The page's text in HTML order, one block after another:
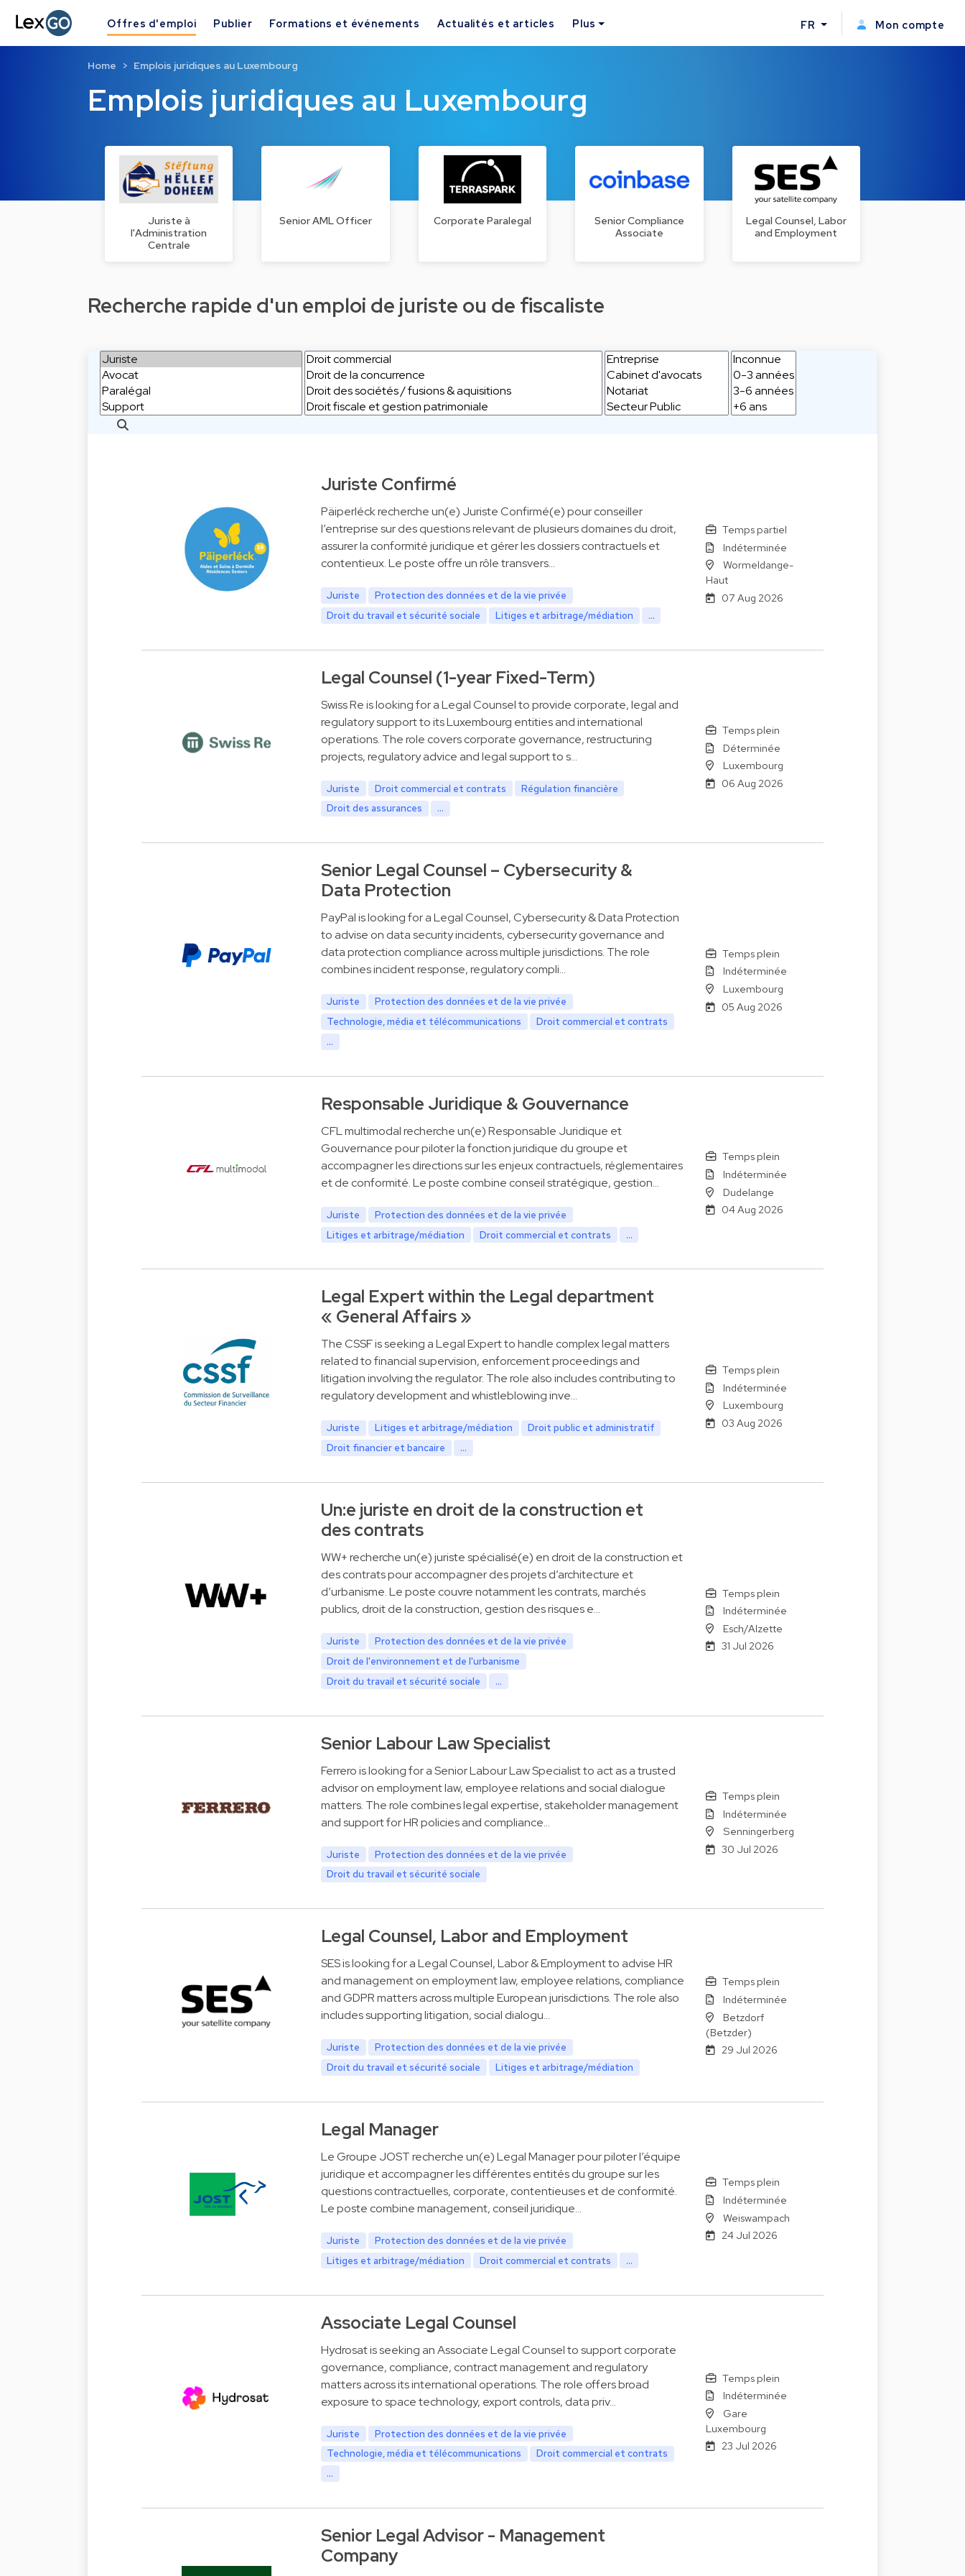
Offres d'emploi Publier Formations et événements Actualités et articles Plus FR Mon compte
Emplois juridiques au Luxembourg
Home Emplois juridiques au Luxembourg
Juriste à
l'Administration
Centrale
Senior AML Officer Corporate Paralegal
Senior Compliance
Associate
Legal Counsel, Labor
and Employment
Recherche rapide d'un emploi de juriste ou de fiscaliste
Juriste Confirmé
Päiperléck recherche un(e) Juriste Confirmé(e) pour conseiller
l’entreprise sur des questions relevant de plusieurs domaines du droit,
assurer la conformité juridique et gérer les dossiers contractuels et
contentieux. Le poste offre un rôle transvers…
Juriste
Protection des données et de la vie privée
Droit du travail et sécurité sociale
Litiges et arbitrage/médiation ...
Temps partiel
Indéterminée
Wormeldange-
Haut
07 Aug 2026
Legal Counsel (1-year Fixed-Term)
Swiss Re is looking for a Legal Counsel to provide corporate, legal and
regulatory support to its Luxembourg entities and international
operations. The role covers corporate governance, restructuring
projects, regulatory advice and legal support to s…
Juriste Droit commercial et contrats
Régulation financière
Droit des assurances
...
Temps plein
Déterminée
Luxembourg
06 Aug 2026
Senior Legal Counsel – Cybersecurity &
Data Protection
PayPal is looking for a Legal Counsel, Cybersecurity & Data Protection
to advise on data security incidents, cybersecurity governance and
data protection compliance across multiple jurisdictions. The role
combines incident response, regulatory compli…
Juriste
Protection des données et de la vie privée
Technologie, média et télécommunications
Droit commercial et contrats
...
Temps plein
Indéterminée
Luxembourg
05 Aug 2026
Responsable Juridique & Gouvernance
CFL multimodal recherche un(e) Responsable Juridique et
Gouvernance pour piloter la fonction juridique du groupe et
accompagner les directions sur les enjeux contractuels, réglementaires
et de conformité. Le poste combine conseil stratégique, gestion…
Juriste
Protection des données et de la vie privée
Litiges et arbitrage/médiation
Droit commercial et contrats ...
Temps plein
Indéterminée
Dudelange
04 Aug 2026
Legal Expert within the Legal department
« General Affairs »
The CSSF is seeking a Legal Expert to handle complex legal matters
related to financial supervision, enforcement proceedings and
litigation involving the regulator. The role also includes contributing to
regulatory development and whistleblowing inve…
Juriste Litiges et arbitrage/médiation
Droit public et administratif
Droit financier et bancaire
...
Temps plein
Indéterminée
Luxembourg
03 Aug 2026
Un:e juriste en droit de la construction et
des contrats
WW+ recherche un(e) juriste spécialisé(e) en droit de la construction et
des contrats pour accompagner des projets d’architecture et
d’urbanisme. Le poste couvre notamment les contrats, marchés
publics, droit de la construction, gestion des risques e…
Juriste
Protection des données et de la vie privée
Droit de l'environnement et de l'urbanisme
Droit du travail et sécurité sociale
...
Temps plein
Indéterminée
Esch/Alzette
31 Jul 2026
Senior Labour Law Specialist
Ferrero is looking for a Senior Labour Law Specialist to act as a trusted
advisor on employment law, employee relations and social dialogue
matters. The role combines legal expertise, stakeholder management
and support for HR policies and compliance…
Juriste
Protection des données et de la vie privée
Droit du travail et sécurité sociale
Temps plein
Indéterminée
Senningerberg
30 Jul 2026
Legal Counsel, Labor and Employment
SES is looking for a Legal Counsel, Labor & Employment to advise HR
and management on employment law, employee relations, compliance
and GDPR matters across multiple European jurisdictions. The role also
includes supporting litigation, social dialogu…
Juriste
Protection des données et de la vie privée
Droit du travail et sécurité sociale
Litiges et arbitrage/médiation
Temps plein
Indéterminée
Betzdorf
(Betzder)
29 Jul 2026
Legal Manager
Le Groupe JOST recherche un(e) Legal Manager pour piloter l’équipe
juridique et accompagner les différentes entités du groupe sur les
questions contractuelles, corporate, contentieuses et de conformité.
Le poste combine management, conseil juridique…
Juriste
Protection des données et de la vie privée
Litiges et arbitrage/médiation
Droit commercial et contrats ...
Temps plein
Indéterminée
Weiswampach
24 Jul 2026
Associate Legal Counsel
Hydrosat is seeking an Associate Legal Counsel to support corporate
governance, compliance, contract management and regulatory
matters across its international operations. The role offers broad
exposure to space technology, export controls, data priv…
Juriste
Protection des données et de la vie privée
Technologie, média et télécommunications
Droit commercial et contrats
...
Temps plein
Indéterminée
Gare
Luxembourg
23 Jul 2026
Senior Legal Advisor - Management
Company